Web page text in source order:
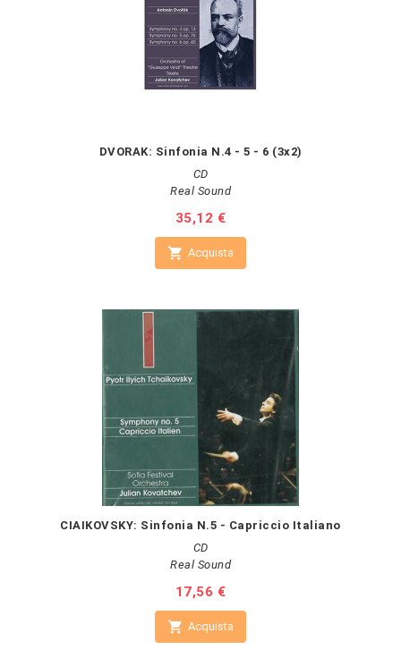
DVORAK: Sinfonia N.4 - 5 - 6 (3x2)
CD
Real Sound
Prezzo
35,12 €
 Acquista
CIAIKOVSKY: Sinfonia N.5 - Capriccio Italiano
CD
Real Sound
Prezzo
17,56 €
 Acquista